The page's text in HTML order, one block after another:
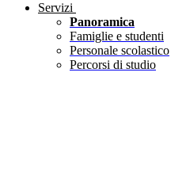
Servizi
Panoramica
Famiglie e studenti
Personale scolastico
Percorsi di studio